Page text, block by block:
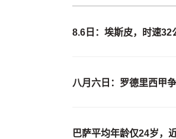
8.6日：埃斯皮，时速32
八月六日：罗德里西甲
巴萨平均年龄仅24岁，